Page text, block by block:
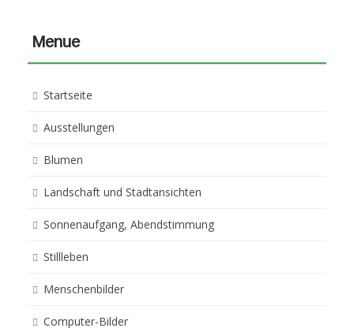
Menue
Startseite
Ausstellungen
Blumen
Landschaft und Stadtansichten
Sonnenaufgang, Abendstimmung
Stillleben
Menschenbilder
Computer-Bilder